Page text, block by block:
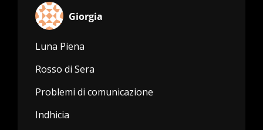
Giorgia
Luna Piena
Rosso di Sera
Problemi di comunicazione
Indhicia